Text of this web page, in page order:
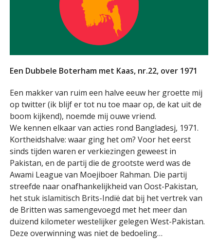
Een Dubbele Boterham met Kaas, nr.22, over 1971
Een makker van ruim een halve eeuw her groette mij
op twitter (ik blijf er tot nu toe maar op, de kat uit de
boom kijkend), noemde mij ouwe vriend.
We kennen elkaar van acties rond Bangladesj, 1971.
Kortheidshalve: waar ging het om? Voor het eerst
sinds tijden waren er verkiezingen geweest in
Pakistan, en de partij die de grootste werd was de
Awami League van Moejiboer Rahman. Die partij
streefde naar onafhankelijkheid van Oost-Pakistan,
het stuk islamitisch Brits-Indië dat bij het vertrek van
de Britten was samengevoegd met het meer dan
duizend kilometer westelijker gelegen West-Pakistan.
Deze overwinning was niet de bedoeling…